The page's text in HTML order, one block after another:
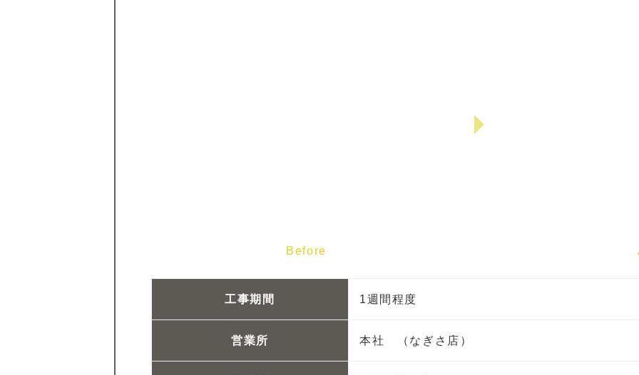
Before
工事期間 1週間程度
営業所 本社 （なぎさ店）